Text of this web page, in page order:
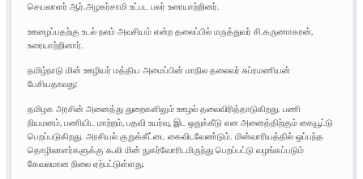
செயலாளர் ஆர்.அழகர்சாமி உட்பட பலர் உரையாற்றினர்.
ஊழைப்பதற்கு உடல் நலம் அவசியம் என்ற தலைப்பில் மருத்துவர் சி.கருணாகரன்,
உரையாற்றினார்.
தமிழ்நாடு மின் ஊழியர் மத்திய அமைப்பின் மாநில தலைவர் சுப்ரமணியன்
பேசியதாவது:
தமிழக அரசின் அனைத்து துறைகளிலும் ஊழல் தலைவிரித்தாடுகிறது. பணி
நியமனம், பணியிட மாற்றம், பதவி உயர்வு, இட ஒதுக்கீடு என அனைத்திற்கும் கையூட்டு
பெறப்படுகிறது. அரசியல் குறுக்கீட்டை கைவிடவேண்டும். மின்வாரியத்தில் ஒப்பந்த
தொழிலாளர்களுக்கு கூலி மின் நுகர்வோரிடமிருந்து பெறப்பட்டு வழங்கப்படும்
கேவலமான நிலை ஏற்பட்டுள்ளது.